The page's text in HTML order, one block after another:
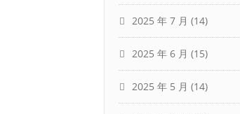
2025 年 7 月 (14)
2025 年 6 月 (15)
2025 年 5 月 (14)